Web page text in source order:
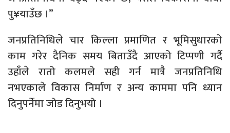
पु¥याउँछ ।”
जनप्रतिनिधिले चार किल्ला प्रमाणित र भूमिसुधारको
काम गरेर दैनिक समय बिताउँदै आएको टिप्पणी गर्दै
उहाँले रातो कलमले सही गर्न मात्रै जनप्रतिनिधि
नभएकाले विकास निर्माण र अन्य काममा पनि ध्यान
दिनुपर्नेमा जोड दिनुभयो ।